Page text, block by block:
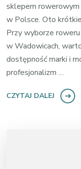
sklepem rowerowym
w Polsce. Oto
Przy wyborze
w Wadowicach,
dostępność marki i
profesjonalizm …
CZYTAJ DALEJ